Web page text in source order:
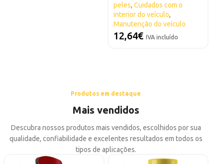
peles, Cuidados com o
interior do veículo,
Manutenção do veículo
12,64€ IVA incluído
Produtos em destaque
Mais vendidos
Descubra nossos produtos mais vendidos, escolhidos por sua
qualidade, confiabilidade e excelentes resultados em todos os
tipos de aplicações.